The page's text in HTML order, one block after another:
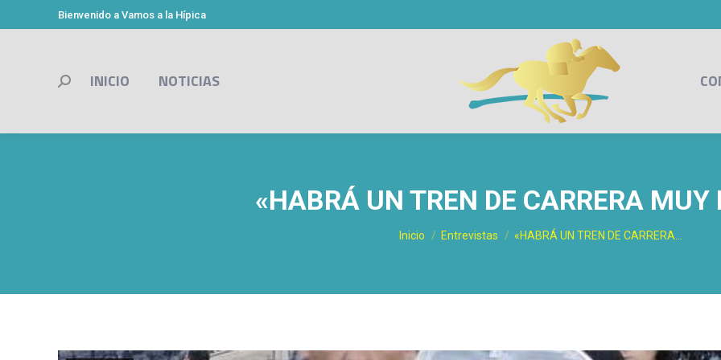
Bienvenido a Vamos a la Hípica
INICIO NOTICIAS
Buscar:
«HABRÁ UN TREN DE CARRERA MUY
Estás aquí:
Inicio Entrevistas «HABRÁ UN TREN DE CARRERA…